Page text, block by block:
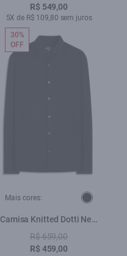
R$ 549,00
5X de R$ 109,80 sem juros
Mais cores:
Camisa Knitted Dotti New
Italian Preto
R$ 659,00
R$ 459,00
30%
OFF